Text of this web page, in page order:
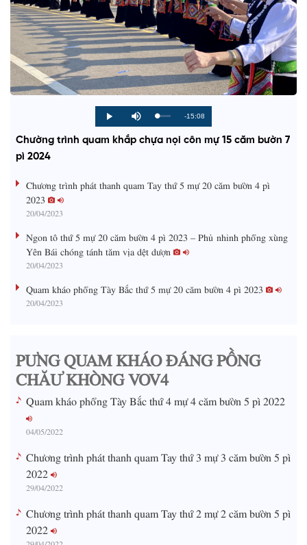
P
l
M
u
e
L
d
e
P
r
g
%
R
e
i
e
-15:08
Chường trình quam khắp chựa nọi côn mự 15 căm bườn 7
pì 2024
Chương trình phát thanh quam Tay thứ 5 mự 20 căm bườn 4 pì
2023
20/04/2023
Ngon tô thứ 5 mự 20 căm bườn 4 pì 2023 – Phủ nhinh phổng xùng
Yên Bái chóng tánh tăm vịa dệt dượn
20/04/2023
Quam kháo phổng Tày Bắc thứ 5 mự 20 căm bườn 4 pì 2023
20/04/2023
PƯNG QUAM KHÁO ĐÁNG PỒNG
CHĂƯ KHÒNG VOV4
Quam kháo phổng Tày Bắc thứ 4 mự 4 căm bườn 5 pì 2022
04/05/2022
Chương trình phát thanh quam Tay thứ 3 mự 3 căm bườn 5 pì
2022
29/04/2022
Chương trình phát thanh quam Tay thứ 2 mự 2 căm bườn 5 pì
2022
29/04/2022